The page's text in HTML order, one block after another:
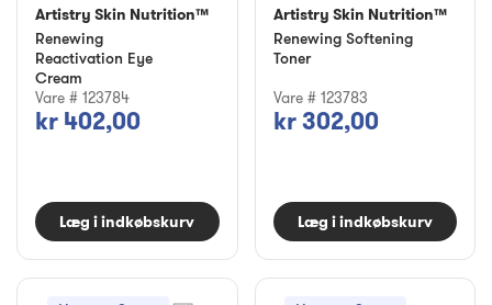
Artistry Skin Nutrition™
Renewing
Reactivation Eye
Cream
Vare # 123784
kr 402,00
Læg i indkøbskurv
Artistry Skin Nutrition™
Renewing Softening
Toner
Vare # 123783
kr 302,00
Læg i indkøbskurv